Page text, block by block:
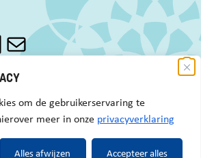
om de gebruikerservaring te
meer in onze privacyverklaring
Alles afwijzen Accepteer alles
Mail